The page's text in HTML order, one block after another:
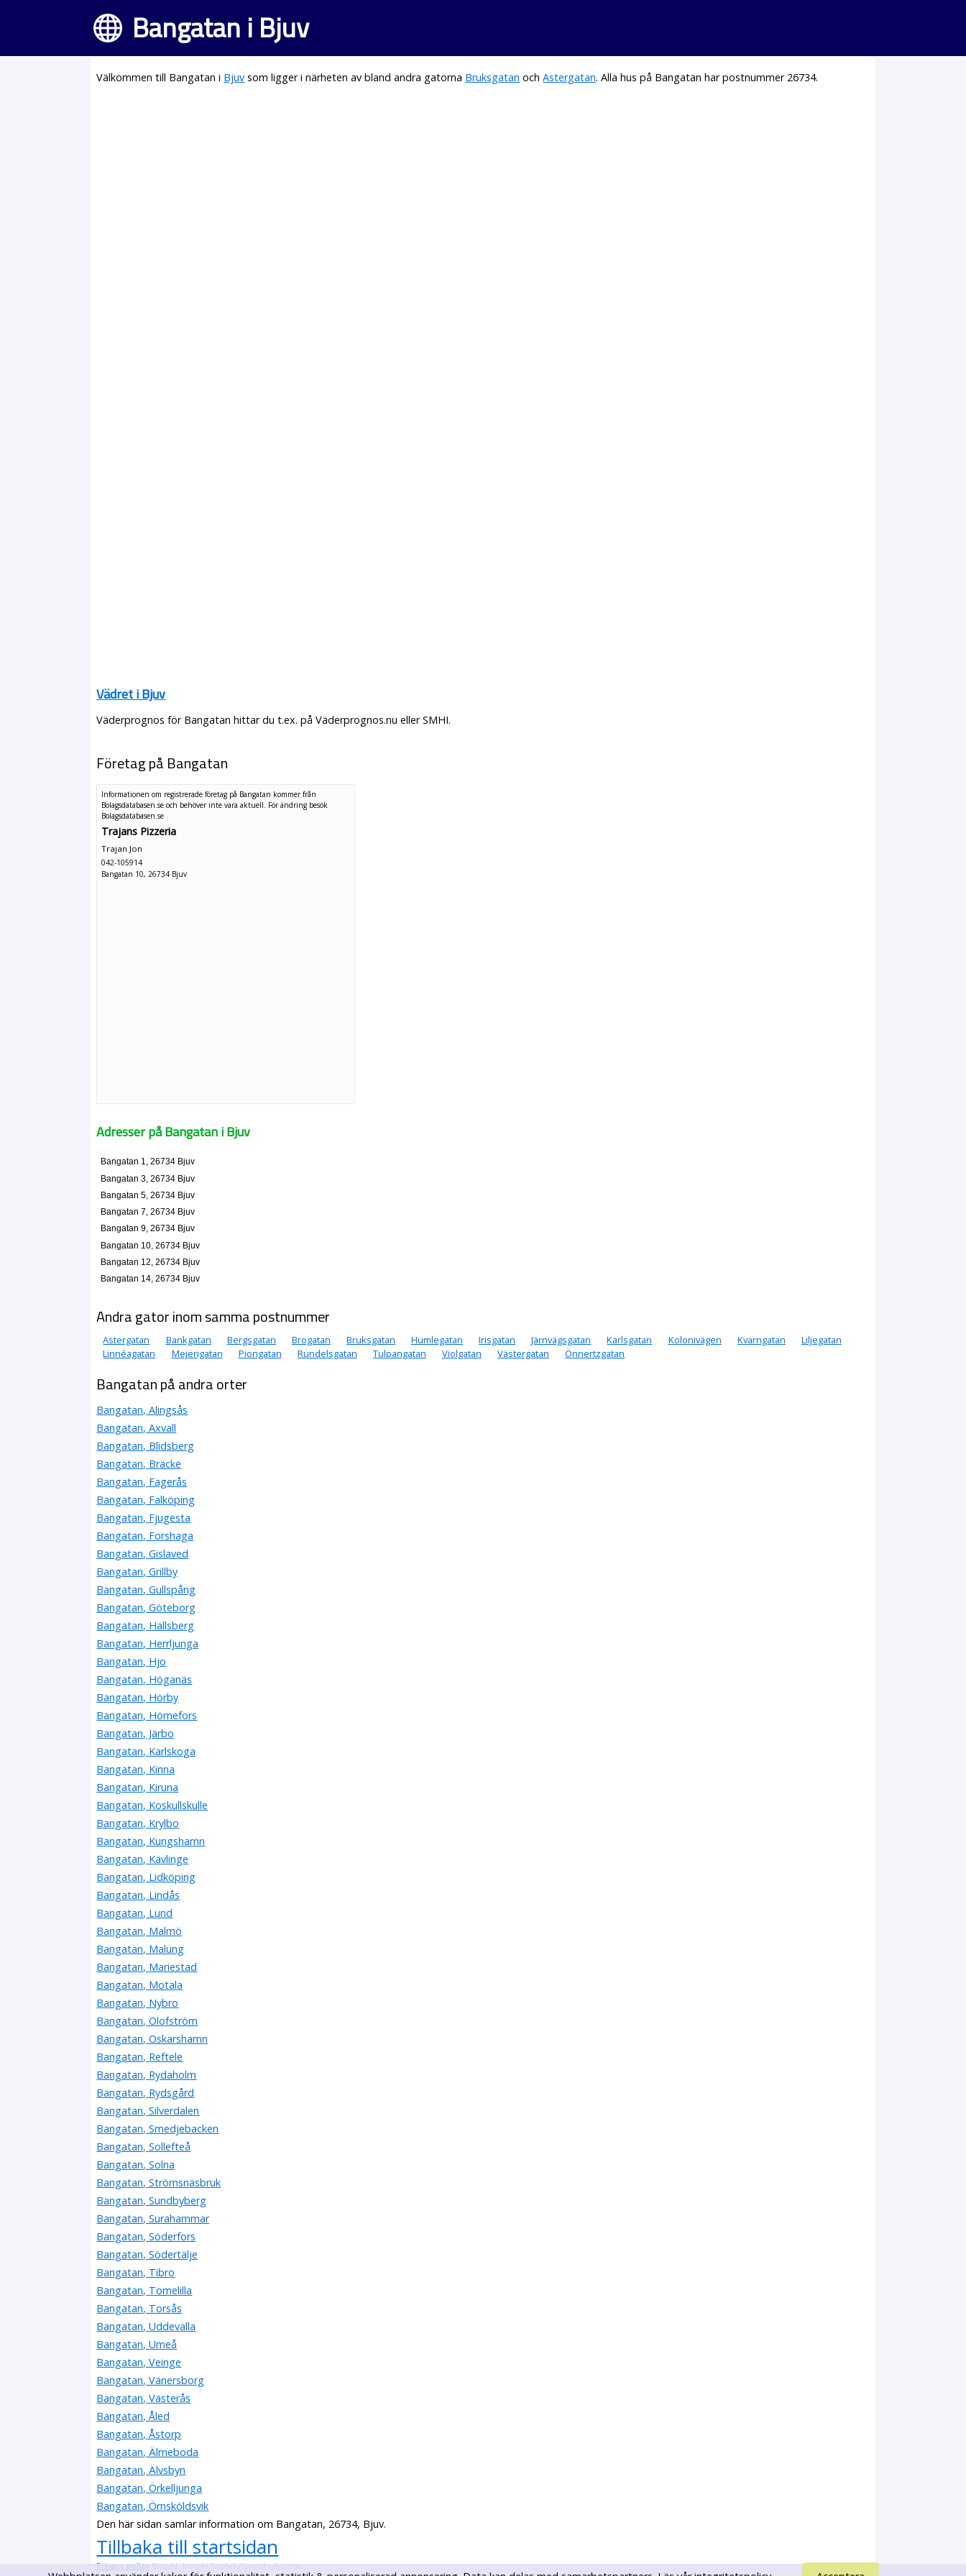
Bangatan i Bjuv
Välkommen till Bangatan i Bjuv som ligger i närheten av bland andra gatorna Bruksgatan ochAstergatan. Alla hus på Bangatan har postnummer 26734.
Vädret i Bjuv
Väderprognos för Bangatan hittar du t.ex. på Väderprognos.nu eller SMHI.
Företag på Bangatan
Informationen om registrerade företag på Bangatan kommer från
Bolagsdatabasen.se och behöver inte vara aktuell. För ändring besök
Bolagsdatabasen.se
Trajans Pizzeria
Trajan Jon
042-105914
Bangatan 10, 26734 Bjuv
Adresser på Bangatan i Bjuv
Bangatan 1, 26734 Bjuv
Bangatan 3, 26734 Bjuv
Bangatan 5, 26734 Bjuv
Bangatan 7, 26734 Bjuv
Bangatan 9, 26734 Bjuv
Bangatan 10, 26734 Bjuv
Bangatan 12, 26734 Bjuv
Bangatan 14, 26734 Bjuv
Andra gator inom samma postnummer
Astergatan Bankgatan Bergsgatan Brogatan Bruksgatan Humlegatan Irisgatan Järnvägsgatan Karlsgatan Kolonivägen Kvarngatan
Liljegatan
Linnéagatan
Mejerigatan Piongatan Rundelsgatan Tulpangatan Violgatan Västergatan Önnertzgatan
Bangatan på andra orter
Bangatan, Alingsås
Bangatan, Axvall
Bangatan, Blidsberg
Bangatan, Bräcke
Bangatan, Fagerås
Bangatan, Falköping
Bangatan, Fjugesta
Bangatan, Forshaga
Bangatan, Gislaved
Bangatan, Grillby
Bangatan, Gullspång
Bangatan, Göteborg
Bangatan, Hallsberg
Bangatan, Herrljunga
Bangatan, Hjo
Bangatan, Höganäs
Bangatan, Hörby
Bangatan, Hörnefors
Bangatan, Järbo
Bangatan, Karlskoga
Bangatan, Kinna
Bangatan, Kiruna
Bangatan, Koskullskulle
Bangatan, Krylbo
Bangatan, Kungshamn
Bangatan, Kävlinge
Bangatan, Lidköping
Bangatan, Lindås
Bangatan, Lund
Bangatan, Malmö
Bangatan, Malung
Bangatan, Mariestad
Bangatan, Motala
Bangatan, Nybro
Bangatan, Olofström
Bangatan, Oskarshamn
Bangatan, Reftele
Bangatan, Rydaholm
Bangatan, Rydsgård
Bangatan, Silverdalen
Bangatan, Smedjebacken
Bangatan, Sollefteå
Bangatan, Solna
Bangatan, Strömsnäsbruk
Bangatan, Sundbyberg
Bangatan, Surahammar
Bangatan, Söderfors
Bangatan, Södertälje
Bangatan, Tibro
Bangatan, Tomelilla
Bangatan, Torsås
Bangatan, Uddevalla
Bangatan, Umeå
Bangatan, Veinge
Bangatan, Vänersborg
Bangatan, Västerås
Bangatan, Åled
Bangatan, Åstorp
Bangatan, Älmeboda
Bangatan, Älvsbyn
Bangatan, Örkelljunga
Bangatan, Örnsköldsvik
Den här sidan samlar information om Bangatan, 26734, Bjuv.
Tillbaka till startsidan
Privacy policyKontakt: kontakt (snabel-a) svenskaplatser.se